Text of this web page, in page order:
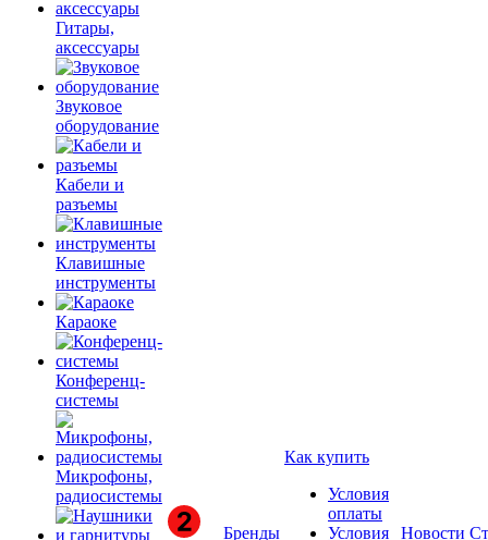
Гитары,
аксессуары
Звуковое
оборудование
Кабели и
разъемы
Клавишные
инструменты
Караоке
Конференц-
системы
Микрофоны,
радиосистемы
Бренды
Как купить
Условия
оплаты
Условия
Новости